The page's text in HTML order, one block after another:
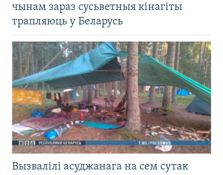
чынам зараз сусьветныя кінагіты
трапляюць у Беларусь
Вызвалілі асуджанага на сем сутак